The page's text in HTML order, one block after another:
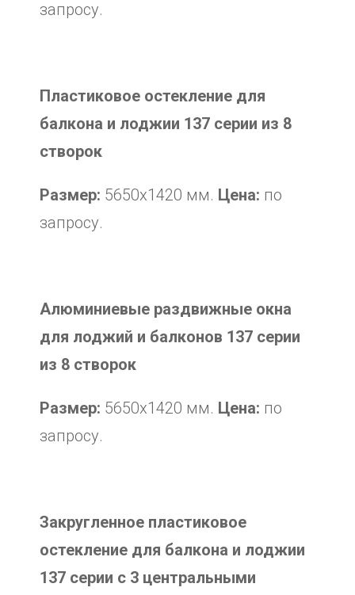
запросу.
Пластиковое остекление для
балкона и лоджии 137 серии из 8
створок
Размер: 5650х1420 мм. Цена: по
запросу.
Алюминиевые раздвижные окна
для лоджий и балконов 137 серии
из 8 створок
Размер: 5650х1420 мм. Цена: по
запросу.
Закругленное пластиковое
остекление для балкона и лоджии
137 серии с 3 центральными